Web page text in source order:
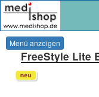
Menü anzeigen
FreeStyle Lite